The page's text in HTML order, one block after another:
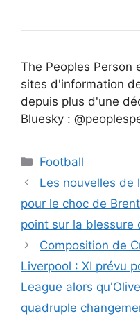
The Peoples Person
sites d'information
depuis plus d'une
Bluesky :
Catégories
Football
Les nouvelles de
pour le choc de
point sur la blessure
Composition de
Liverpool : XI prévu
League alors
quadruple